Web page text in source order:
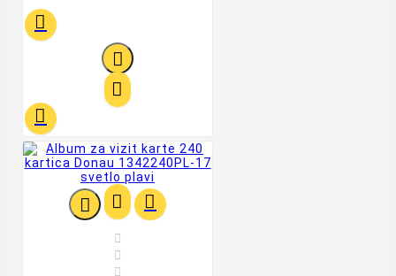




  


